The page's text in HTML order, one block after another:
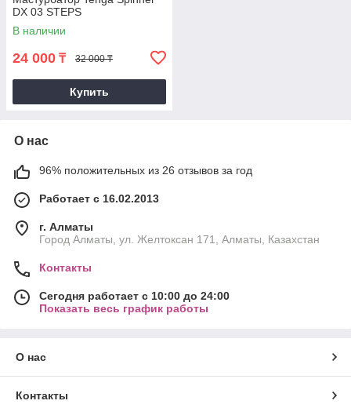
DX 03 STEPS
В наличии
24 000 ₸ 32 000 ₸
Купить
О нас
96% положительных из 26 отзывов за год
Работает с 16.02.2013
г. Алматы
Город Алматы, ул. Желтоксан 171, Алматы, Казахстан
Контакты
Сегодня работает с 10:00 до 24:00
Показать весь график работы
О нас
Контакты